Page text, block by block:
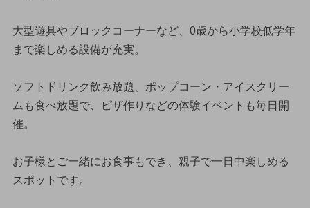
大型遊具やブロックコーナーなど、0歳から小学校低学年
まで楽しめる設備が充実。
ソフトドリンク飲み放題、ポップコーン・アイスクリー
ムも食べ放題で、ピザ作りなどの体験イベントも毎日開
催。
お子様とご一緒にお食事もでき、親子で一日中楽しめる
スポットです。